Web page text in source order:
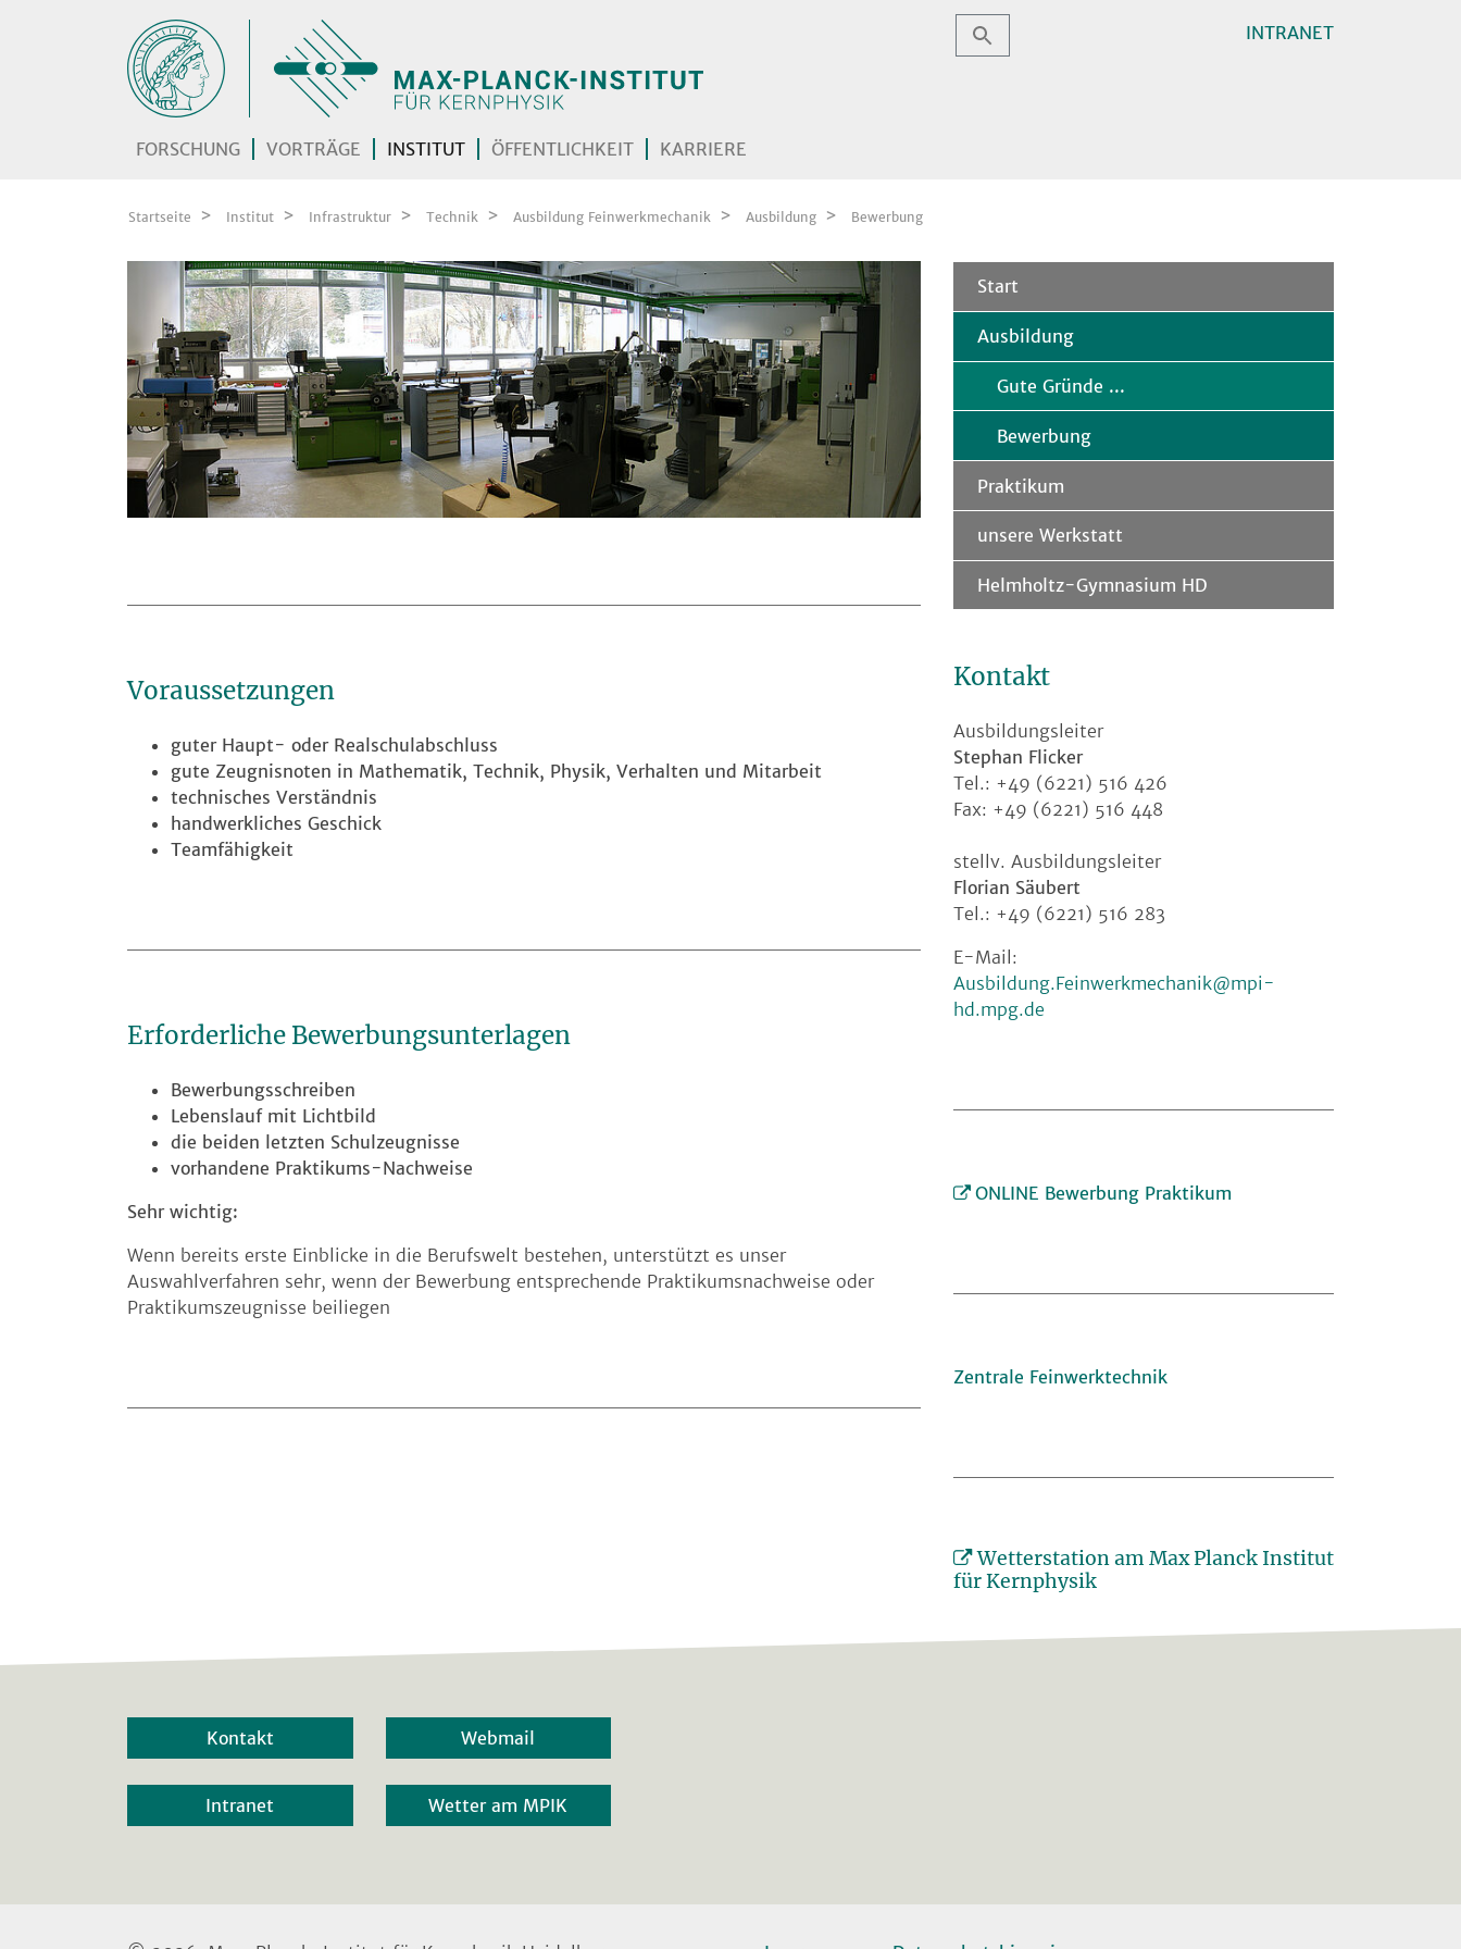
INTRANET
FORSCHUNG VORTRÄGE INSTITUT ÖFFENTLICHKEIT KARRIERE
Startseite Institut Infrastruktur Technik Ausbildung Feinwerkmechanik Ausbildung Bewerbung
Voraussetzungen
guter Haupt- oder Realschulabschluss
gute Zeugnisnoten in Mathematik, Technik, Physik, Verhalten und Mitarbeit
technisches Verständnis
handwerkliches Geschick
Teamfähigkeit
Erforderliche Bewerbungsunterlagen
Bewerbungsschreiben
Lebenslauf mit Lichtbild
die beiden letzten Schulzeugnisse
vorhandene Praktikums-Nachweise
Sehr wichtig:
Wenn bereits erste Einblicke in die Berufswelt bestehen, unterstützt es unser
Auswahlverfahren sehr, wenn der Bewerbung entsprechende Praktikumsnachweise oder
Praktikumszeugnisse beiliegen
Start
Ausbildung
Gute Gründe ...
Bewerbung
Praktikum
unsere Werkstatt
Helmholtz-Gymnasium HD
Kontakt
Ausbildungsleiter
Stephan Flicker
Tel.: +49 (6221) 516 426
Fax: +49 (6221) 516 448
stellv. Ausbildungsleiter
Florian Säubert
Tel.: +49 (6221) 516 283
E-Mail:
Ausbildung.Feinwerkmechanik@mpi-
hd.mpg.de
ONLINE Bewerbung Praktikum
Zentrale Feinwerktechnik
Wetterstation am Max Planck Institut
für Kernphysik
Kontakt Webmail
Intranet Wetter am MPIK